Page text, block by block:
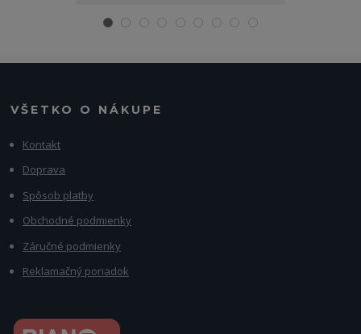
VŠETKO O NÁKUPE
Kontakt
Doprava
Spôsob platby
Obchodné podmienky
Záručné podmienky
Reklamačný poriadok